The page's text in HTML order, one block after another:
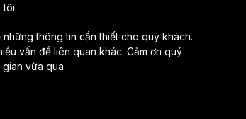
tôi.
thông tin cần thiết cho quý khách.
vấn đề liên quan khác. Cảm ơn quý
vừa qua.